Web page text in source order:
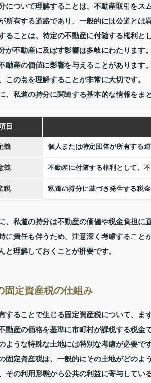
について理解することは、不動産取引をス
所有する道路であり、一般的には公道とは
ることは、特定の不動産に付随する権利と
が不動産に及ぼす影響は多岐にわたります
動産の価値に影響を与えることがあります
この点を理解することが非常に大切です。
、私道の持分に関連する基本的な情報をま
目
義 個人または特定団体が所有する
義 不動産に付随する権利として、
税 私道の持分に基づき発生する税
、私道の持分は不動産の価値や税金負担に
に責任も伴うため、注意深く考慮すること
と理解しておくことが肝要です。
固定資産税の仕組み
することで生じる固定資産税について、ま
動産の価格を基準に市町村が課税する税金
ような特殊な土地には特別な考慮が必要です
固定資産税は、一般的にその土地がどのよ
その利用形態から公共の利益に寄与してい